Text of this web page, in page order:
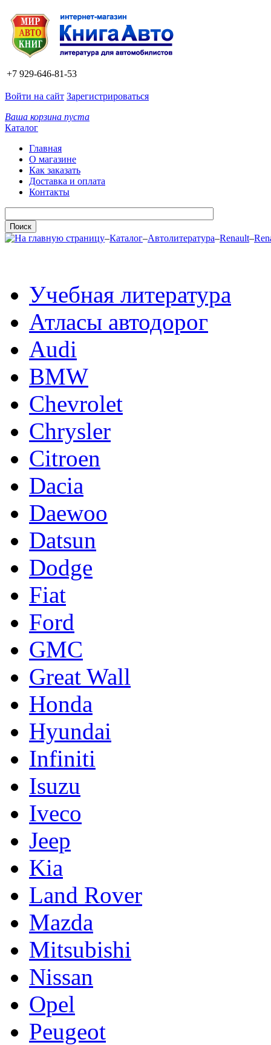
+7 929-646-81-53
Войти на сайт Зарегистрироваться
Ваша корзина пуста
Каталог
Главная
О магазине
Как заказать
Доставка и оплата
Контакты
–Каталог–Автолитература–Renault–
Учебная литература
Атласы автодорог
Audi
BMW
Chevrolet
Chrysler
Citroen
Dacia
Daewoo
Datsun
Dodge
Fiat
Ford
GMC
Great Wall
Honda
Hyundai
Infiniti
Isuzu
Iveco
Jeep
Kia
Land Rover
Mazda
Mitsubishi
Nissan
Opel
Peugeot